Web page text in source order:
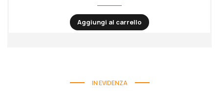
Aggiungi al carrello
IN EVIDENZA